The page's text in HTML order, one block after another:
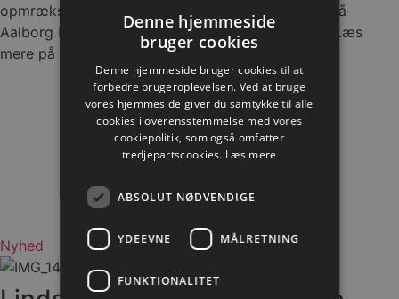
opmræksom på, at det er muligt at komme med på
Aalborg Håndbold Supports bustur til den kamp. Læs
mere på www.aahs.dk
Nyhed
Denne hjemmeside
bruger cookies
Denne hjemmeside bruger cookies til at
forbedre brugeroplevelsen. Ved at bruge
vores hjemmeside giver du samtykke til alle
cookies i overensstemmelse med vores
cookiepolitik, som også omfatter
tredjepartscookies. Læs mere
ABSOLUT NØDVENDIGE
YDEEVNE MÅLRETNING
FUNKTIONALITET